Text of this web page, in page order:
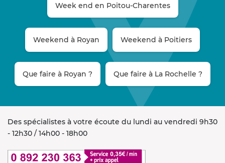
Week end en Poitou-Charentes
Weekend à Royan Weekend à Poitiers
Que faire à Royan ? Que faire à La Rochelle ?
Des spécialistes à votre écoute du lundi au vendredi 9h30
- 12h30 / 14h00 - 18h00